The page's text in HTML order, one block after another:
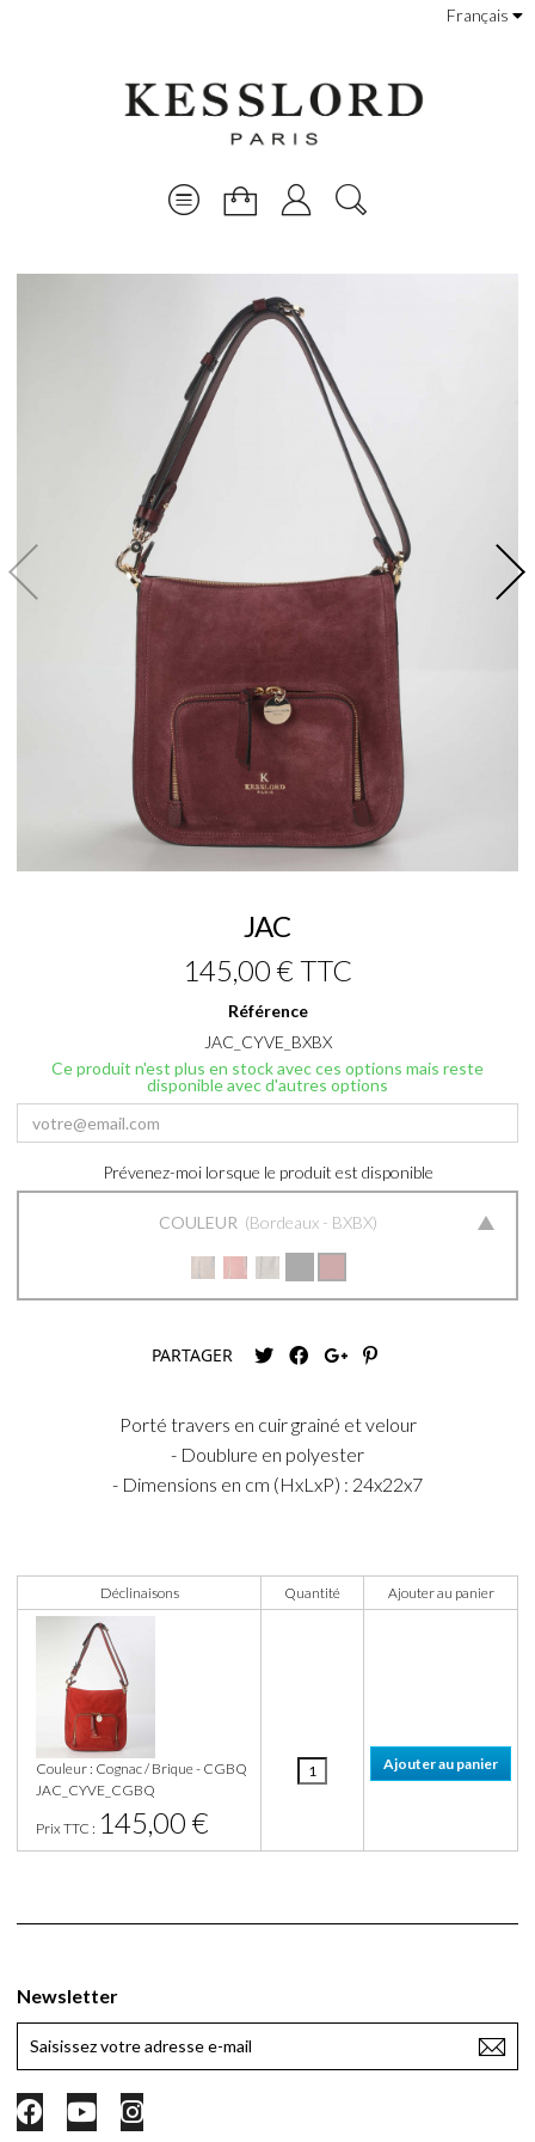
Français
JAC
145,00 € TTC
Référence
JAC_CYVE_BXBX
Ce produit n'est plus en stock avec ces options mais reste
disponible avec d'autres options
Prévenez-moi lorsque le produit est disponible
COULEUR Bordeaux - BXBX
PARTAGER
Porté travers en cuir grainé et velour
- Doublure en polyester
- Dimensions en cm (HxLxP) : 24x22x7
Déclinaisons Quantité Ajouter au panier
Couleur : Cognac / Brique - CGBQ
JAC_CYVE_CGBQ
Prix TTC : 145,00 €
Newsletter